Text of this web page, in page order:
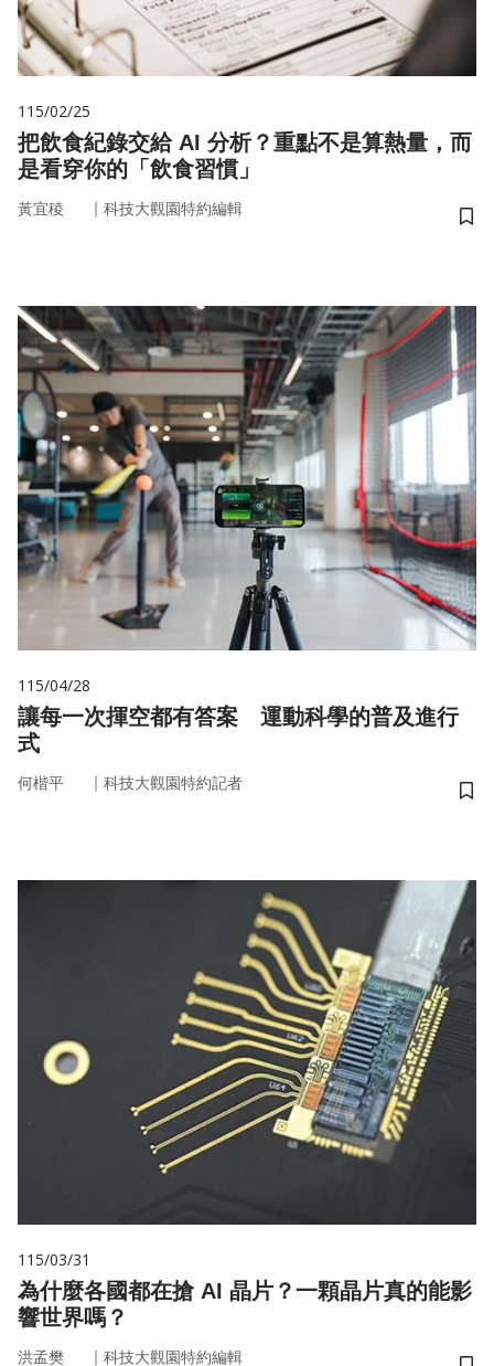
115/02/25
把飲食紀錄交給 AI 分析？重點不是算熱量，而
是看穿你的「飲食習慣」
黃宜稜 ｜ 科技大觀園特約編輯
儲
115/04/28
讓每一次揮空都有答案 運動科學的普及進行
式
何楷平 ｜ 科技大觀園特約記者
儲
115/03/31
為什麼各國都在搶 AI 晶片？一顆晶片真的能影
響世界嗎？
洪孟樊 ｜ 科技大觀園特約編輯